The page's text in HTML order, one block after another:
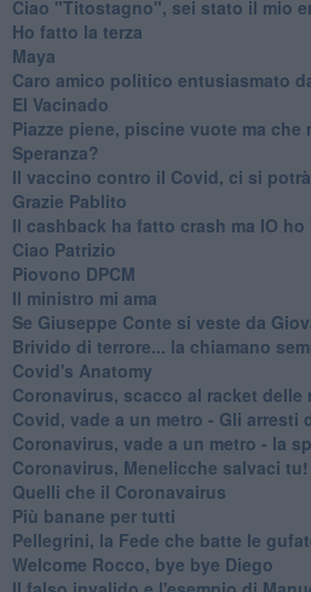
Ciao "Titostagno", sei stato il mio
Ho fatto la terza
Maya
Caro amico politico entusiasmato
El Vacinado
Piazze piene, piscine vuote ma che
Speranza?
​Il vaccino contro il Covid, ci si
Grazie Pablito
Il cashback ha fatto crash ma IO
Ciao Patrizio
Piovono DPCM
Il ministro mi ama
Se Giuseppe Conte si veste da
Brivido di terrore... la chiamano
Covid's Anatomy
Coronavirus, scacco al racket delle
Covid, vade a un metro - Gli arresti
Coronavirus, vade a un metro - la
Coronavirus, Menelicche salvaci tu!
Quelli che il Coronavairus
Più banane per tutti
Pellegrini, la Fede che batte le
Welcome Rocco, bye bye Diego